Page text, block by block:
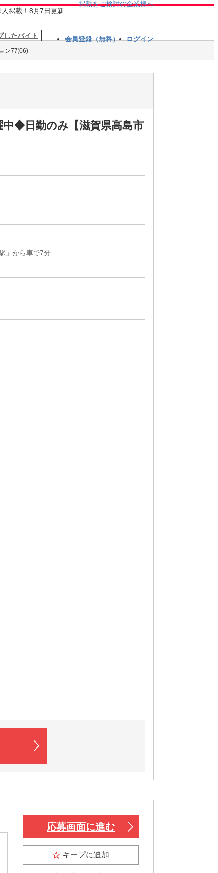
人掲載！8月7日更新
掲載をご検討の企業様へ
したバイト 会員登録（無料） ログイン
ン77(06)
◆日勤のみ【滋賀県高島市
」から車で7分
応募画面に進む
キープに追加